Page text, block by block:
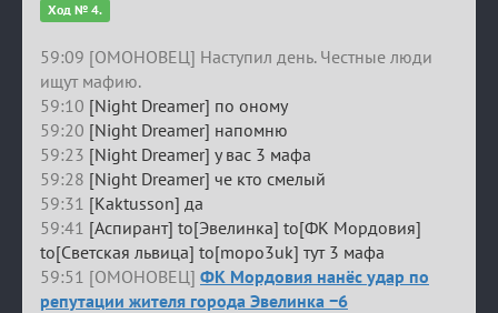
Ход № 4.
59:09 [ОМОНОВЕЦ] Наступил день. Честные люди
ищут мафию.
59:10 [Night Dreamer] по оному
59:20 [Night Dreamer] напомню
59:23 [Night Dreamer] у вас 3 мафа
59:28 [Night Dreamer] че кто смелый
59:31 [Kaktusson] да
59:41 [Аспирант] to[Эвелинка] to[ФК Мордовия]
to[Светская львица] to[mopo3uk] тут 3 мафа
59:51 [ОМОНОВЕЦ] ФК Мордовия нанёс удар по
репутации жителя города Эвелинка −6